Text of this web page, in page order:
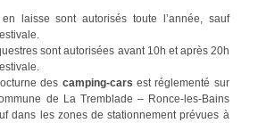
laisse sont autorisés toute l’année, sauf
sont autorisées avant 10h et après 20h
des camping-cars est réglementé sur
de La Tremblade – Ronce-les-Bains
dans les zones de stationnement prévues à